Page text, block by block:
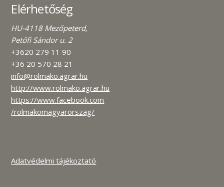
Elérhetőség
HU-4118 Mezőpeterd,
Petőfi Sándor u. 2
+3620 279 11 90
+36 20 570 28 21
info@rolmako.agrar.hu
http://www.rolmako.agrar.hu
https://www.facebook.com
/rolmakomagyarorszag/
Adatvédelmi tájékoztató